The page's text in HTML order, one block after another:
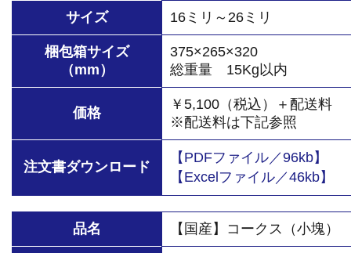
サイズ 16ミリ～26ミリ
梱包箱サイズ
（mm）
375×265×320
総重量 15Kg以内
価格
￥5,100（税込）＋配送料
※配送料は下記参照
注文書ダウンロード
【PDFファイル／96kb】
【Excelファイル／46kb】
品名 【国産】コークス（小塊）